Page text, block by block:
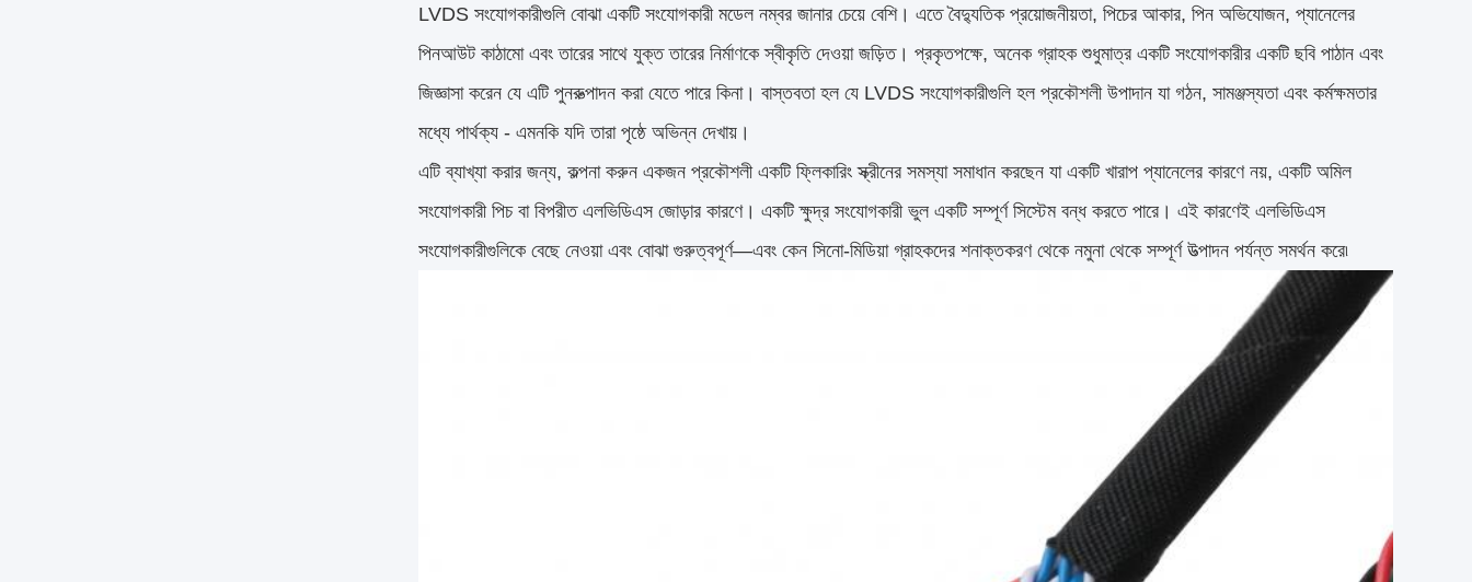
LVDS সংযোগকারীগুলি বোঝা একটি সংযোগকারী মডেল নম্বর জানার চেয়ে বেশি। এতে বৈদ্যুতিক প্রয়োজনীয়তা, পিচের আকার, পিন অভিযোজন, প্যানেলের
পিনআউট কাঠামো এবং তারের সাথে যুক্ত তারের নির্মাণকে স্বীকৃতি দেওয়া জড়িত। প্রকৃতপক্ষে, অনেক গ্রাহক শুধুমাত্র একটি সংযোগকারীর একটি ছবি পাঠান এবং
জিজ্ঞাসা করেন যে এটি পুনরুত্পাদন করা যেতে পারে কিনা। বাস্তবতা হল যে LVDS সংযোগকারীগুলি হল প্রকৌশলী উপাদান যা গঠন, সামঞ্জস্যতা এবং কর্মক্ষমতার
মধ্যে পার্থক্য - এমনকি যদি তারা পৃষ্ঠে অভিন্ন দেখায়।
এটি ব্যাখ্যা করার জন্য, কল্পনা করুন একজন প্রকৌশলী একটি ফ্লিকারিং স্ক্রীনের সমস্যা সমাধান করছেন যা একটি খারাপ প্যানেলের কারণে নয়, একটি অমিল
সংযোগকারী পিচ বা বিপরীত এলভিডিএস জোড়ার কারণে। একটি ক্ষুদ্র সংযোগকারী ভুল একটি সম্পূর্ণ সিস্টেম বন্ধ করতে পারে। এই কারণেই এলভিডিএস
সংযোগকারীগুলিকে বেছে নেওয়া এবং বোঝা গুরুত্বপূর্ণ—এবং কেন সিনো-মিডিয়া গ্রাহকদের শনাক্তকরণ থেকে নমুনা থেকে সম্পূর্ণ উত্পাদন পর্যন্ত সমর্থন করে৷